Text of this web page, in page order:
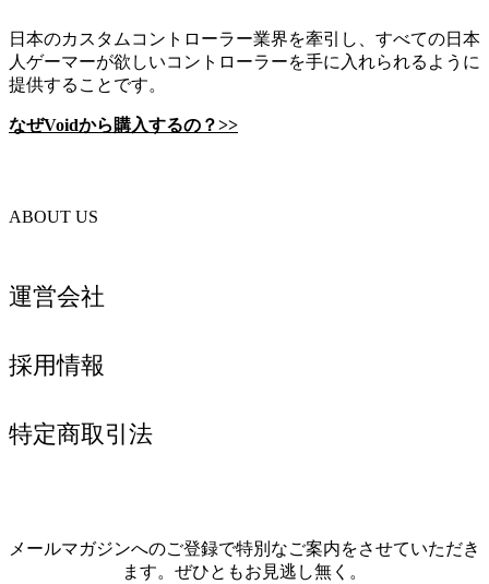
日本のカスタムコントローラー業界を牽引し、すべての日本
人ゲーマーが欲しいコントローラーを手に入れられるように
提供することです。
なぜVoidから購入するの？>>
ABOUT US
運営会社
採用情報
特定商取引法
メールマガジンへのご登録で特別なご案内をさせていただき
ます。ぜひともお見逃し無く。